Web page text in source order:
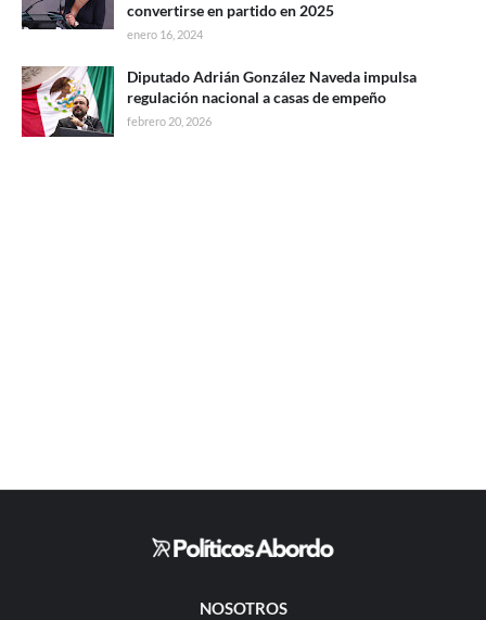
convertirse en partido en 2025
enero 16, 2024
Diputado Adrián González Naveda impulsa
regulación nacional a casas de empeño
febrero 20, 2026
NOSOTROS